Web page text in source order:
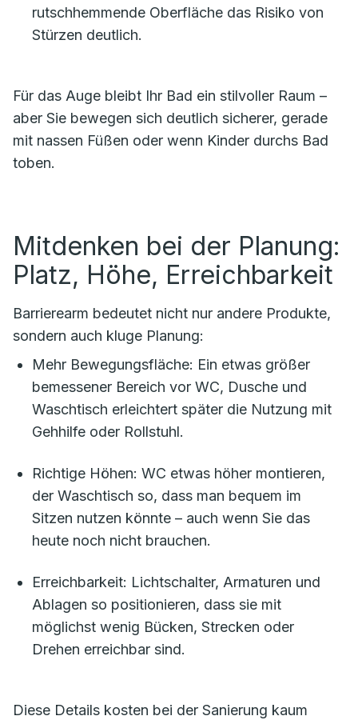
rutschhemmende Oberfläche das Risiko von
Stürzen deutlich.
Für das Auge bleibt Ihr Bad ein stilvoller Raum –
aber Sie bewegen sich deutlich sicherer, gerade
mit nassen Füßen oder wenn Kinder durchs Bad
toben.
Mitdenken bei der Planung:
Platz, Höhe, Erreichbarkeit
Barrierearm bedeutet nicht nur andere Produkte,
sondern auch kluge Planung:
Mehr Bewegungsfläche: Ein etwas größer
bemessener Bereich vor WC, Dusche und
Waschtisch erleichtert später die Nutzung mit
Gehhilfe oder Rollstuhl.
Richtige Höhen: WC etwas höher montieren,
der Waschtisch so, dass man bequem im
Sitzen nutzen könnte – auch wenn Sie das
heute noch nicht brauchen.
Erreichbarkeit: Lichtschalter, Armaturen und
Ablagen so positionieren, dass sie mit
möglichst wenig Bücken, Strecken oder
Drehen erreichbar sind.
Diese Details kosten bei der Sanierung kaum